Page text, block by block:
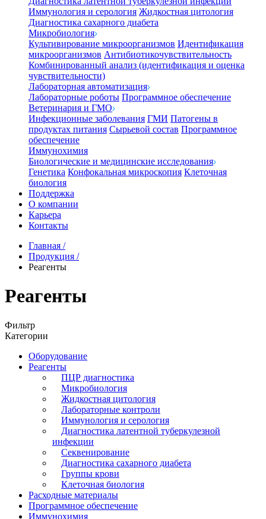
Иммунология и серология Жидкостная цитология
Диагностика сахарного диабета
Микробиология
Культивирование микроорганизмов Идентификация
микроорганизмов Антибиотикочувствительность
Комбинированный анализ (идентификация и оценка
чувствительности)
Лабораторная автоматизация
Лабораторные роботы Программное обеспечение
Ветеринария и ГМО
Инфекционные заболевания ГМИ Патогены в
продуктах питания Сырьевой состав Программное
обеспечение
Иммунохимия
Биологические и медицинские исследования
Генетика Конфокальная микроскопия Клеточная
биология
Поддержка
О компании
Карьера
Контакты
Главная /
Продукция /
Реагенты
Реагенты
Фильтр
Категории
Оборудование
Реагенты
ПЦР диагностика
Микробиология
Жидкостная цитология
Лабораторные контроли
Иммунология и серология
Диагностика латентной туберкулезной
инфекции
Секвенирование
Диагностика сахарного диабета
Группы крови
Клеточная биология
Расходные материалы
Программное обеспечение
Иммунохимия